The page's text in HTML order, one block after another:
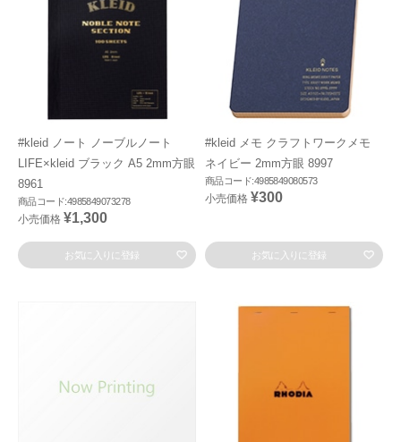
#kleid ノート ノーブルノート
LIFE×kleid ブラック A5 2mm方眼
8961
商品コード:4985849073278
小売価格 ¥1,300
お気に入りに登録
#kleid メモ クラフトワークメモ
ネイビー 2mm方眼 8997
商品コード:4985849080573
小売価格 ¥300
お気に入りに登録